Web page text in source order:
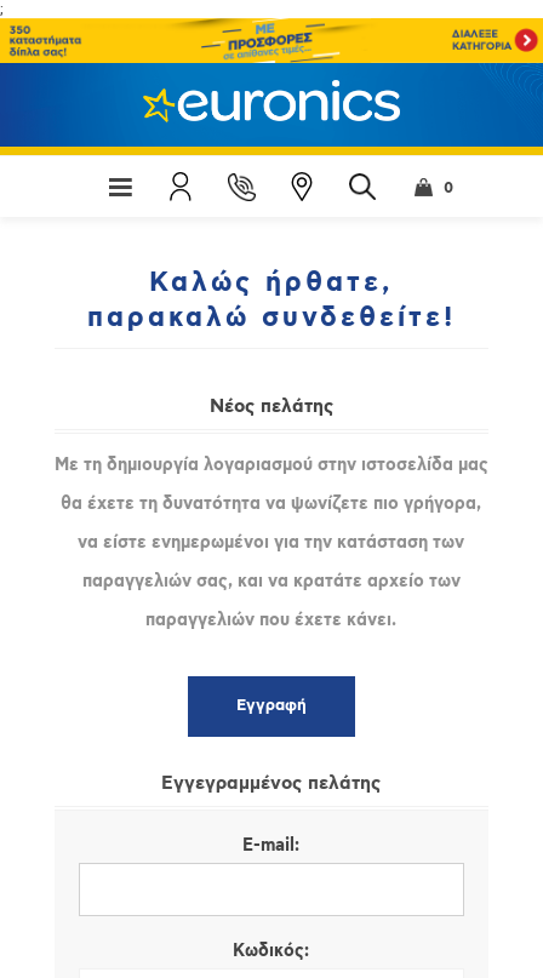
;
0
Καλώς ήρθατε,
παρακαλώ συνδεθείτε!
Νέος πελάτης
Με τη δημιουργία λογαριασμού στην ιστοσελίδα μας
θα έχετε τη δυνατότητα να ψωνίζετε πιο γρήγορα,
να είστε ενημερωμένοι για την κατάσταση των
παραγγελιών σας, και να κρατάτε αρχείο των
παραγγελιών που έχετε κάνει.
Εγγεγραμμένος πελάτης
E-mail:
Κωδικός: